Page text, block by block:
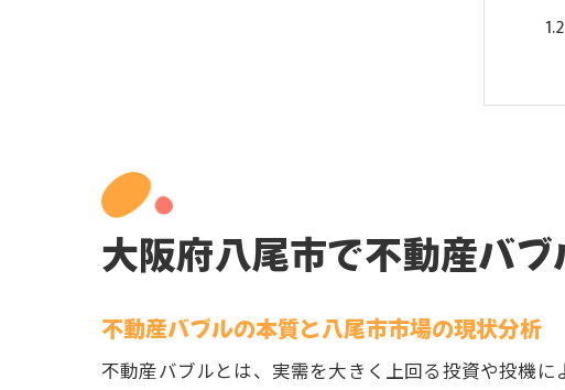
大阪府八尾市で不動産バ
不動産バブルの本質と八尾市市場の現状分析
不動産バブルとは、実需を大きく上回る投資や投機